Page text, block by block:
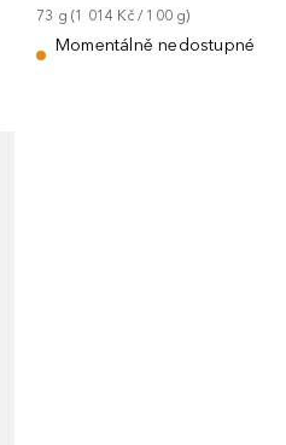
73 g (1 014 Kč / 100 g)
Momentálně nedostupné